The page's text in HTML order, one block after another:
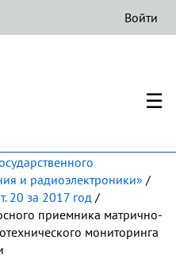
Войти
☰
и радиоэлектроники» /
20 за 2017 год /
приемника матрично-
мониторинга